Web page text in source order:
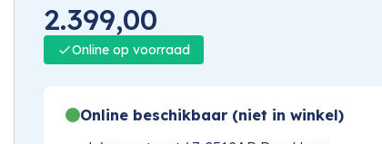
2.399,00
Online op voorraad
Online beschikbaar (niet in winkel)